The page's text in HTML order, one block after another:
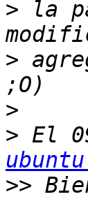
> la
>
>
> El
>>